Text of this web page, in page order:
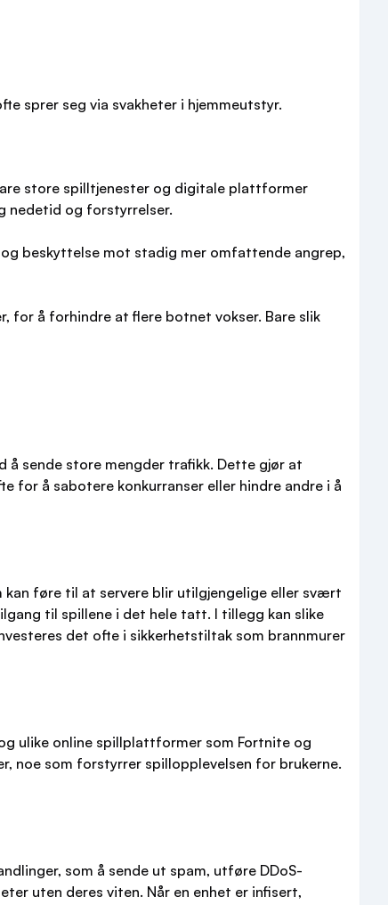
sprer seg via svakheter i hjemmeutstyr.
store spilltjenester og digitale plattformer
nedetid og forstyrrelser.
beskyttelse mot stadig mer omfattende angrep,
for å forhindre at flere botnet vokser. Bare slik
å sende store mengder trafikk. Dette gjør at
for å sabotere konkurranser eller hindre andre i å
føre til at servere blir utilgjengelige eller svært
til spillene i det hele tatt. I tillegg kan slike
det ofte i sikkerhetstiltak som brannmurer
ulike online spillplattformer som Fortnite og
noe som forstyrrer spillopplevelsen for brukerne.
som å sende ut spam, utføre DDoS-
uten deres viten. Når en enhet er infisert,